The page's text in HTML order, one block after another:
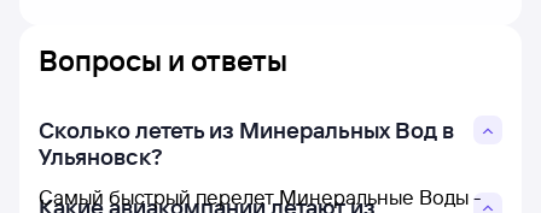
Вопросы и ответы
Сколько лететь из Минеральных Вод в
Ульяновск?
Самый быстрый перелет Минеральные Воды -
Какие авиакомпании летают из